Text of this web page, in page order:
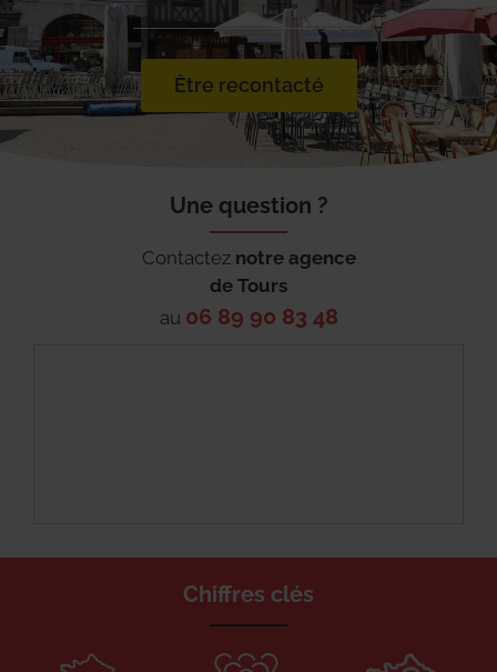
Être recontacté
Une question ?
Contactez notre agence
de Tours
au 06 89 90 83 48
Chiffres clés